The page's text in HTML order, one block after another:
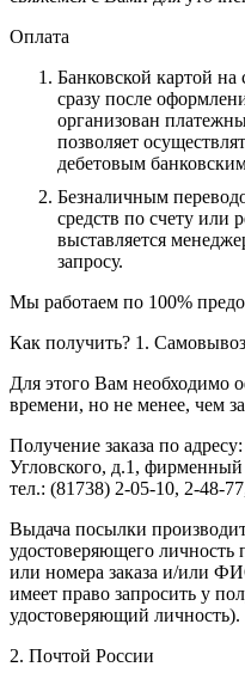
Оплата
Банковской картой на
сразу после
организован
позволяет
дебетовым
Безналичным
средств по счету или
выставляется
запросу.
Мы работаем по 100%
Как получить? 1. Самовывоз
Для этого Вам необходимо
времени, но не менее, чем
Получение заказа по
Угловского, д.1,
тел.: (81738) 2-05-10, 2-48-
Выдача посылки
удостоверяющего личность
или номера заказа и/или
имеет право запросить у
удостоверяющий личность).
2. Почтой России